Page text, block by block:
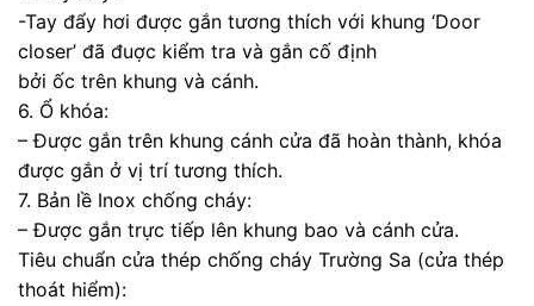
-Tay đẩy hơi được gắn tương thích với khung ‘Door
closer’ đã đuợc kiểm tra và gắn cố định
bởi ốc trên khung và cánh.
6. Ổ khóa:
– Được gắn trên khung cánh cửa đã hoàn thành, khóa
được gắn ở vị trí tương thích.
7. Bản lề Inox chống cháy:
– Được gắn trực tiếp lên khung bao và cánh cửa.
Tiêu chuẩn cửa thép chống cháy Trường Sa (cửa thép
thoát hiểm):